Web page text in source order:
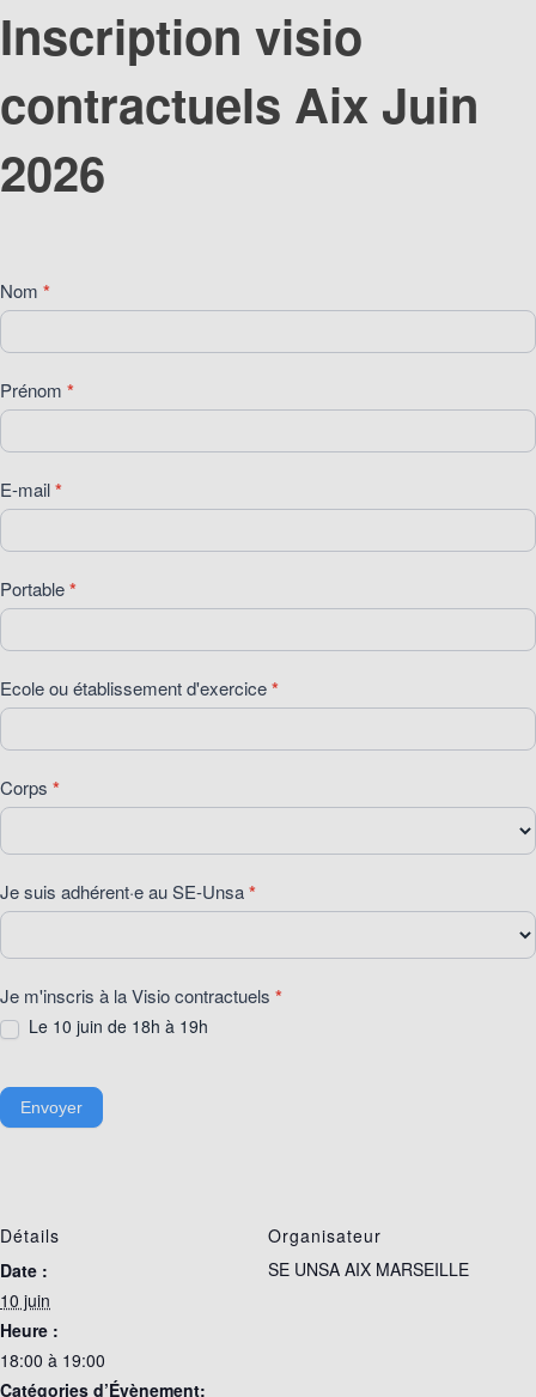
visio
contractuels
Juin
Inscription visio
contractuels Aix Juin
2026
Nom *
Prénom *
E-mail*
Portable*
Ecole ou établissement d'exercice*
Corps *
Je suis adhérent·e au SE-Unsa*
Je m'inscris à la Visio contractuels *
Le 10 juin de 18h à 19h
Envoyer
Détails
Date :
10 juin
Heure :
18:00 à 19:00
Catégories d’Évènement:
Organisateur
SE UNSA AIX MARSEILLE